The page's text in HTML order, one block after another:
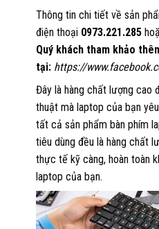
Thông tin chi tiết về sản
điện thoại 0973.221.285
Quý khách tham khảo
tại: https://
Đây là hàng chất lượng cao
thuật mà laptop của bạn
tất cả sản phẩm bàn phím
tiêu dùng đều là hàng chất
thực tế kỹ càng, hoàn toàn
laptop của bạn.